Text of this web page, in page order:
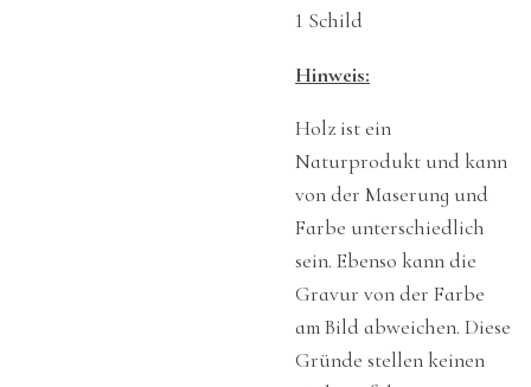
1 Schild
Hinweis:
Holz ist ein
Naturprodukt und kann
von der Maserung und
Farbe unterschiedlich
sein. Ebenso kann die
Gravur von der Farbe
am Bild abweichen. Diese
Gründe stellen keinen